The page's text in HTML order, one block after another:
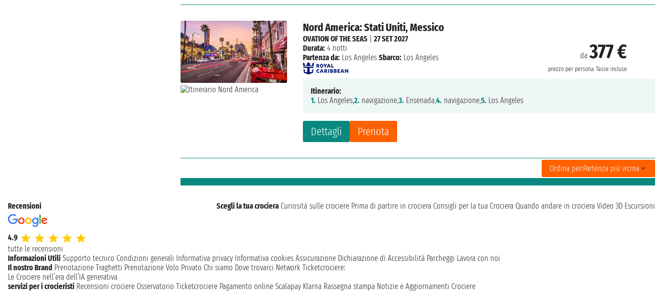
Nord America: Stati Uniti, Messico
da377 €
prezzo per persona Tasse incluse
Dettagli Prenota
OVATION OF THE SEAS |27 SET 2027
Durata: 4 notti
Partenza da: Los Angeles Sbarco: Los Angeles
Itinerario:
1. Los Angeles,2. navigazione,3. Ensenada,4. navigazione,5. Los Angeles
Ordina per:Partenza più vicina
Recensioni
4.9
tutte le recensioni
Scegli la tua crociera Curiosità sulle crociere Prima di partire in crociera Consigli per la tua Crociera Quando andare in crociera Video 3D Escursioni
Informazioni Utili Supporto tecnico Condizioni generali Informativa privacy Informativa cookies Assicurazione Dichiarazione di Accessibilità Parcheggi Lavora con noi
Il nostro Brand Prenotazione Traghetti Prenotazione Volo Privato Chi siamo Dove trovarci Network Ticketcrociere:
Le Crociere nell’era dell’IA generativa
servizi per i crocieristi Recensioni crociere Osservatorio Ticketcrociere Pagamento online Scalapay Klarna Rassegna stampa Notizie e Aggiornamenti Crociere